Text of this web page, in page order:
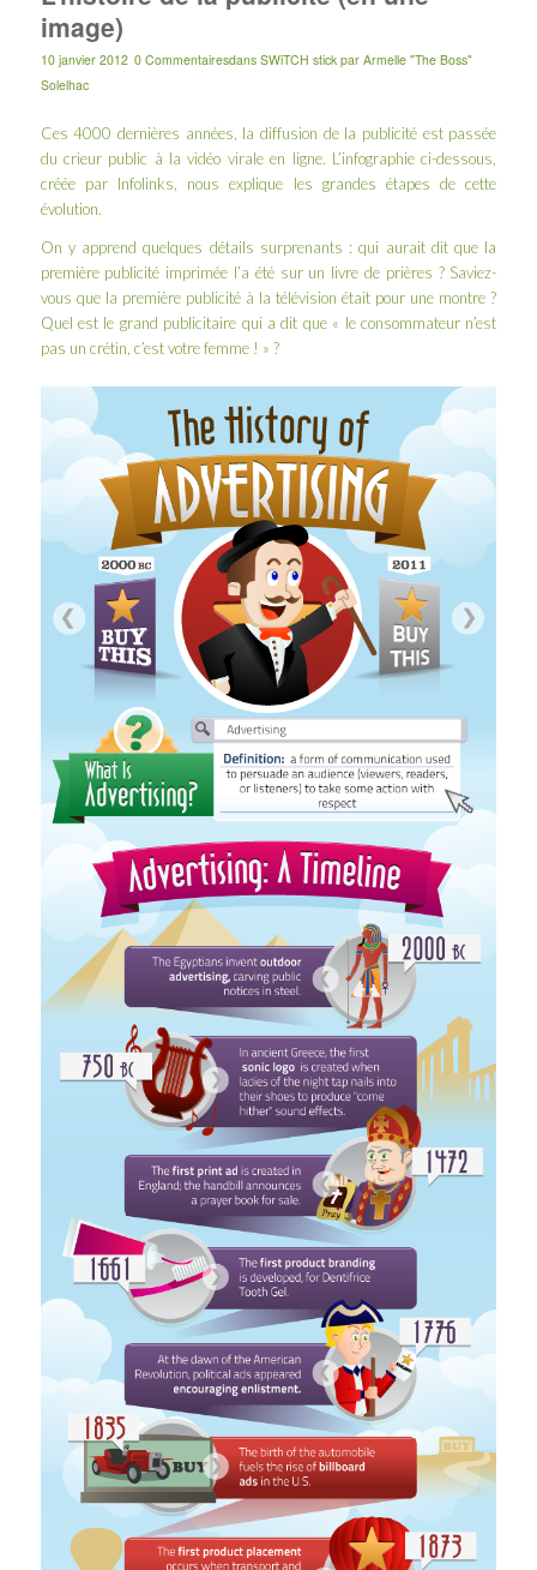
image)
10 janvier 2012 0 Commentairesdans SWiTCH stick par Armelle "The Boss"
Solelhac
Ces 4000 dernières années, la diffusion de la publicité est passée
du crieur public à la vidéo virale en ligne. L’infographie ci-dessous,
créée par Infolinks , nous explique les grandes étapes de cette
évolution.
On y apprend quelques détails surprenants : qui aurait dit que la
première publicité imprimée l’a été sur un livre de prières ? Saviez-
vous que la première publicité à la télévision était pour une montre ?
Quel est le grand publicitaire qui a dit que « le consommateur n’est
pas un crétin, c’est votre femme ! » ?